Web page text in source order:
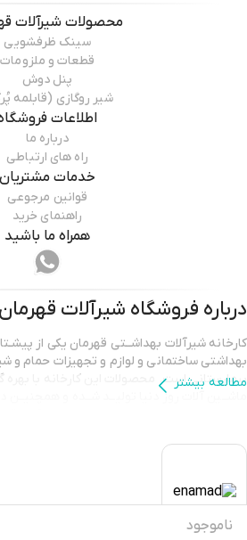
ناموجود
محصولات شیرآلات
سینک ظرفشویی
قطعات و ملزومات
پنل دوش
شیر روگازی (قابلمه
اطلاعات
درباره ما
راه های ارتباطی
خدمات مشتریان
قوانین مرجوعی
راهنمای خرید
همراه ما باشید
درباره فروشگاه شیرآلات قهرمان
کارخانه شیرآلات بهداشــتی قهرمان یکی از
بهداشتی ساختمانی و لوازم و تجهیزات حمام و
بیمارستانی است. محصولات این کارخانه با
ماشــین آلات روز دنیا تولیــد شــده و همچنیــن
بزرگ‌تــرین مجموعه تولید شیرآلات در کشور،
داراست. به جهت ارتقای کیفیت محصولات، تمامی
مطالعه بیشتر